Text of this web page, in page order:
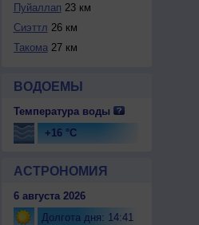
Пуйаллап 23 км
Сиэттл 26 км
Такома27 км
ВОДОЕМЫ
Температура воды
+16 °C
АСТРОНОМИЯ
6 августа 2026
Долгота дня: 14:41